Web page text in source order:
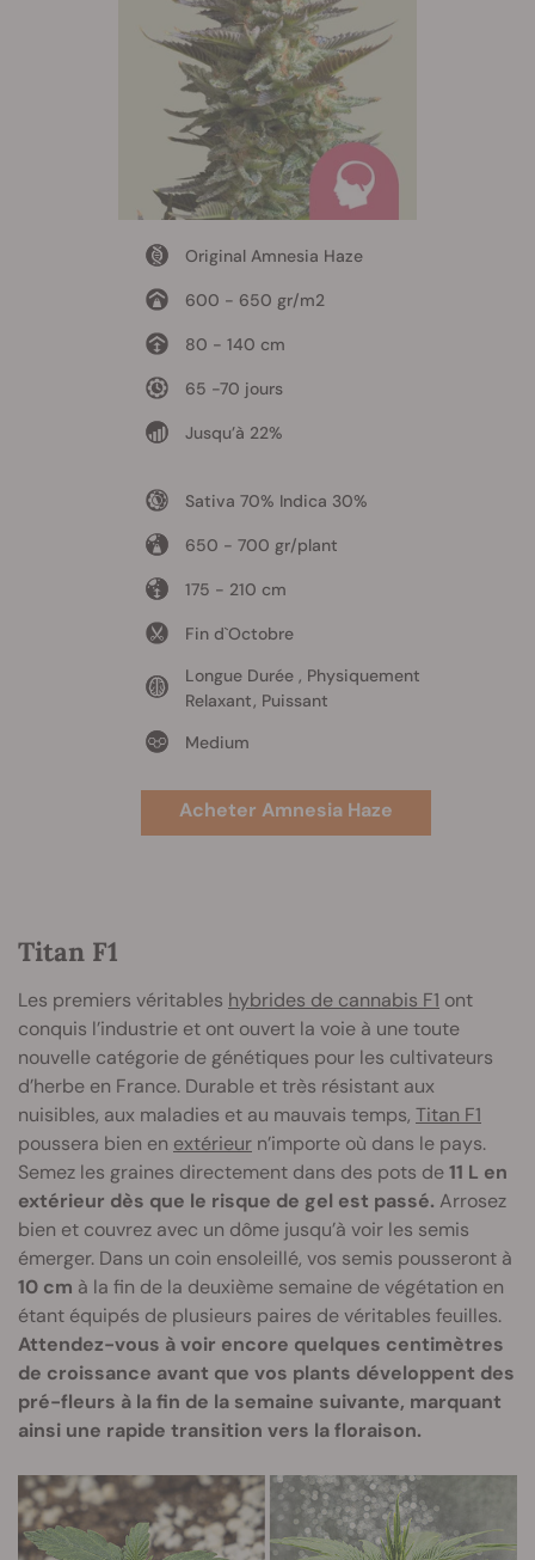
Original Amnesia Haze
600 - 650 gr/m2
80 - 140 cm
65 -70 jours
Jusqu’à 22%
Sativa 70% Indica 30%
650 - 700 gr/plant
175 - 210 cm
Fin d`Octobre
Longue Durée , Physiquement
Relaxant, Puissant
Medium
Acheter Amnesia Haze
Titan F1
Les premiers véritables hybrides de cannabis F1 ont
conquis l’industrie et ont ouvert la voie à une toute
nouvelle catégorie de génétiques pour les cultivateurs
d’herbe en France. Durable et très résistant aux
nuisibles, aux maladies et au mauvais temps, Titan F1
poussera bien en extérieur n’importe où dans le pays.
Semez les graines directement dans des pots de11 L en
extérieur dès que le risque de gel est passé. Arrosez
bien et couvrez avec un dôme jusqu’à voir les semis
émerger. Dans un coin ensoleillé, vos semis pousseront à
10 cm à la fin de la deuxième semaine de végétation en
étant équipés de plusieurs paires de véritables feuilles.
Attendez-vous à voir encore quelques centimètres
de croissance avant que vos plants développent des
pré-fleurs à la fin de la semaine suivante, marquant
ainsi une rapide transition vers la floraison.